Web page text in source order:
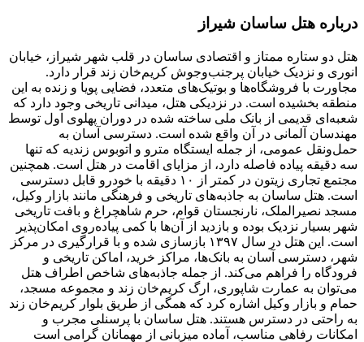
درباره هتل ساسان شیراز
هتل دو ستاره ممتاز و اقتصادی ساسان در قلب شهر شیراز، خیابان
انوری و نزدیک خیابان پرجنب‌وجوش کریم‌خان زند قرار دارد.
مجاورت با فروشگاه‌ها و بوتیک‌های متعدد، فضایی پویا و زنده به این
منطقه بخشیده است. در نزدیکی هتل، میدانی تاریخی وجود دارد که
شعبه‌ای قدیمی از بانک ملی ساخته شده در دوران پهلوی اول توسط
مهندسان آلمانی در آن واقع شده است. دسترسی آسان به
حمل‌ونقل عمومی، از جمله ایستگاه مترو و اتوبوس زندیه که تنها
سه دقیقه پیاده فاصله دارد، از مزایای اقامت در هتل است. همچنین
مجتمع تجاری زیتون در کمتر از ۱۰ دقیقه با خودرو قابل دسترسی
است. هتل ساسان به جاذبه‌های تاریخی و فرهنگی مانند بازار وکیل،
مسجد نصیرالملک، نارنجستان قوام، حرم شاهچراغ و بافت تاریخی
شهر بسیار نزدیک بوده و بازدید از آن‌ها با کمی پیاده‌روی امکان‌پذیر
است. این هتل در سال ۱۳۹۷ بازسازی شده و با قرارگیری در مرکز
شهر، دسترسی آسان به بانک‌ها، مراکز خرید، اماکن تاریخی و
فرودگاه را فراهم می‌کند. از جمله جاذبه‌های شاخص اطراف هتل
می‌توان به عمارت شاپوری، ارگ کریم‌خان زند و مجموعه مسجد،
حمام و بازار وکیل اشاره کرد که همگی از طریق بلوار کریم‌خان زند
به راحتی در دسترس هستند. هتل ساسان با پرسنلی مجرب و
امکانات رفاهی مناسب، آماده میزبانی از مهمانان گرامی است